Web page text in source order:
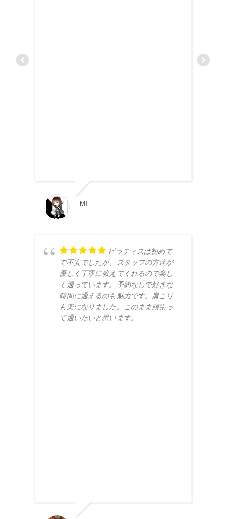
MI
ピラティスは初めて
で不安でしたが、スタッフの方達が
優しく丁寧に教えてくれるので楽し
く通っています。予約なしで好きな
時間に通えるのも魅力です。肩こり
も楽になりました。このまま頑張っ
て通いたいと思います。